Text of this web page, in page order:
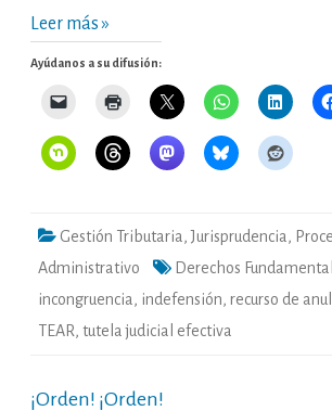
Leer más »
Ayúdanos a su difusión:
Gestión Tributaria ,Jurisprudencia ,
Administrativo
Derechos
incongruencia , indefensión, recurso de
TEAR, tutela judicial efectiva
¡Orden! ¡Orden!